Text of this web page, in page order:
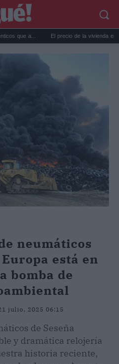
El precio de la vivienda en Valencia sube
neumáticos
está en
bomba de
julio, 2025 06:15
de Seseña
y dramática relojería
historia reciente,